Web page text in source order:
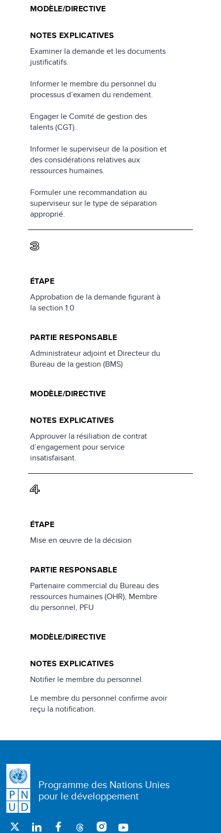
MODÈLE/DIRECTIVE
NOTES EXPLICATIVES
Examiner la demande et les documents
justificatifs.
Informer le membre du personnel du
processus d’examen du rendement.
Engager le Comité de gestion des
talents (CGT).
Informer le superviseur de la position et
des considérations relatives aux
ressources humaines.
Formuler une recommandation au
superviseur sur le type de séparation
approprié.
3
ÉTAPE
Approbation de la demande figurant à
la section 1.0
PARTIE RESPONSABLE
Administrateur adjoint et Directeur du
Bureau de la gestion (BMS)
MODÈLE/DIRECTIVE
NOTES EXPLICATIVES
Approuver la résiliation de contrat
d’engagement pour service
insatisfaisant.
4
ÉTAPE
Mise en œuvre de la décision
PARTIE RESPONSABLE
Partenaire commercial du Bureau des
ressources humaines (OHR), Membre
du personnel, PFU
MODÈLE/DIRECTIVE
NOTES EXPLICATIVES
Notifier le membre du personnel.
Le membre du personnel confirme avoir
reçu la notification.
Programme des Nations Unies
pour le développement